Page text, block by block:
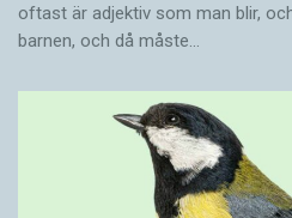
oftast är adjektiv som man blir,
barnen, och då måste…